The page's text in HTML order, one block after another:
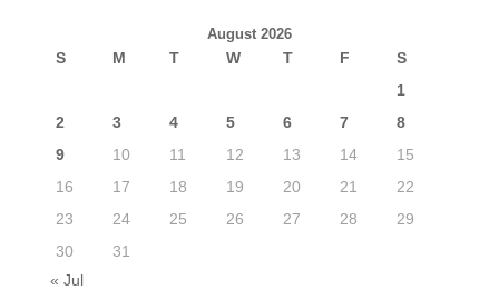
August 2026
S M T W T F
S
1
2
3 4 5 6 7
8
9
10 11 12 13 14
15
16
17 18 19 20 21
22
23
24 25 26 27 28
29
30
31
« Jul